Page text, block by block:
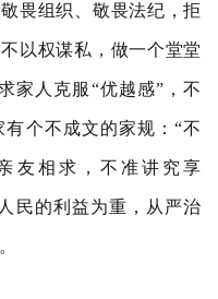
畏组织、敬畏法纪，拒
以权谋私，做一个堂堂
家人克服“优越感”，不
个不成文的家规：“不
友相求，不准讲究享
民的利益为重，从严治